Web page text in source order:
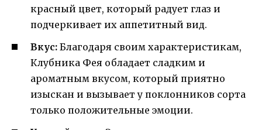
красный цвет, который радует глаз и
подчеркивает их аппетитный вид.
Вкус: Благодаря своим характеристикам,
Клубника Фея обладает сладким и
ароматным вкусом, который приятно
изыскан и вызывает у поклонников сорта
только положительные эмоции.